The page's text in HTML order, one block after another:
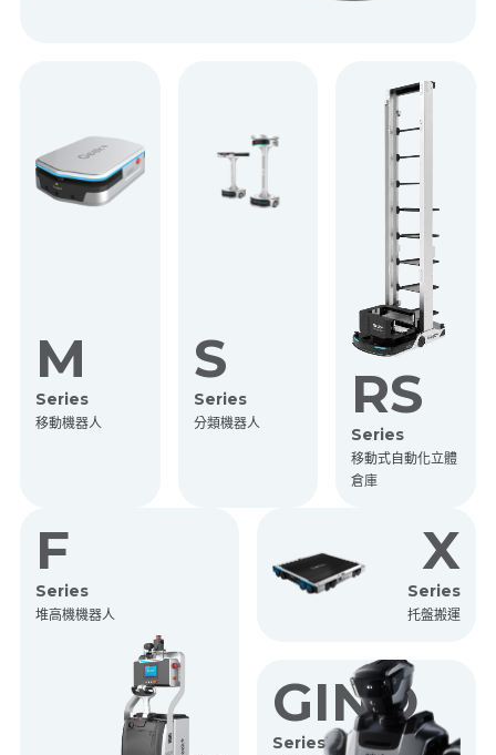
M
Series
移動機器人 RS
Series
移動式自動化立體
倉庫
S
Series
分類機器人
F
Series
堆高機機器人
X
Series
托盤搬運
GINO
Series